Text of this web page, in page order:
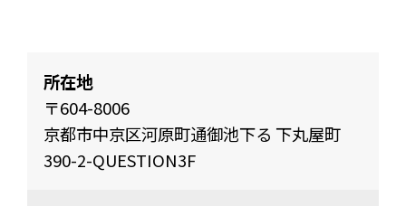
所在地
〒604-8006
京都市中京区河原町通御池下る 下丸屋町
390-2-QUESTION3F